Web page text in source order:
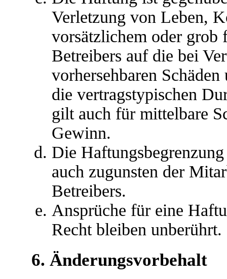
Verletzung von Leben,
vorsätzlichem oder grob
Betreibers auf die bei
vorhersehbaren
die vertragstypischen
gilt auch für mittelbare
Gewinn.
Die
auch zugunsten der
Betreibers.
Ansprüche für eine
Recht bleiben unberührt.
6. Änderungsvorbehalt